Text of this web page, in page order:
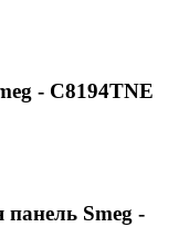
- C8194TNE
Smeg -